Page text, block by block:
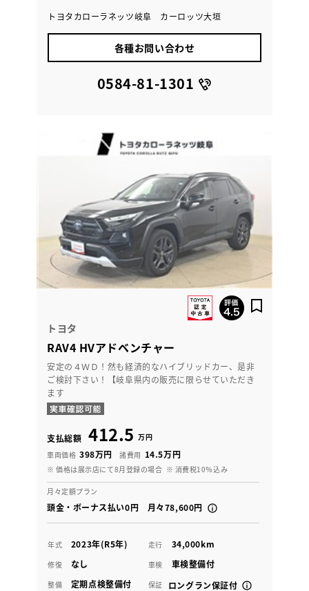
トヨタカローラネッツ岐阜 カーロッツ大垣
各種お問い合わせ
0584-81-1301
トヨタ
RAV4 HVアドベンチャー
安定の４ＷＤ！然も経済的なハイブリッドカー、是非
ご検討下さい！【岐阜県内の販売に限らせていただき
ます
支払総額 412.5 万円
車両価格 398万円 諸費用 14.5万円
※ 価格は展示店にて8月登録の場合 ※ 消費税10％込み
月々定額プラン
頭金・ボーナス払い0円 月々78,600円
年式 2023年(R5年) 走行 34,000km
修復 なし 車検 車検整備付
整備 定期点検整備付 保証
ロングラン保証付